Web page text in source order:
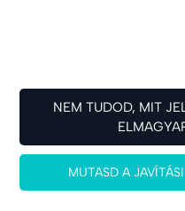
NEM TUDOD, MIT
MUTASD A